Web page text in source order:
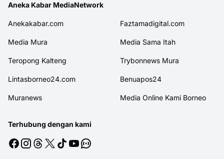
Aneka Kabar MediaNetwork
Anekakabar.com Faztamadigital.com
Media Mura Media Sama Itah
Teropong Kalteng Trybonnews Mura
Lintasborneo24.com Benuapos24
Muranews Media Online Kami Borneo
Terhubung dengan kami